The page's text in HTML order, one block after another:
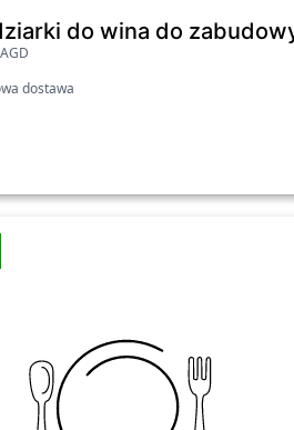
7 miejsc na
do wina do
dostawa